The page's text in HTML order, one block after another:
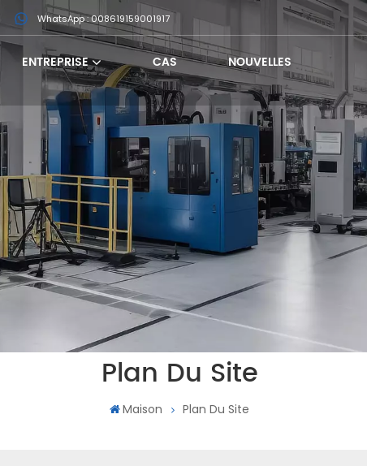
WhatsApp : 008619159001917
ENTREPRISE CAS
NOUVELLES
Plan Du Site
Maison Plan Du Site